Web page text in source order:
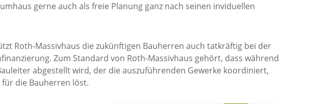
gerne auch als freie Planung ganz nach seinen inviduellen
Roth-Massivhaus die zukünftigen Bauherren auch tatkräftig bei der
Zum Standard von Roth-Massivhaus gehört, dass während
abgestellt wird, der die auszuführenden Gewerke koordiniert,
die Bauherren löst.